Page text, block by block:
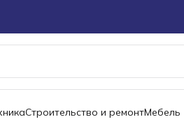
Строительство и ремонтМебель